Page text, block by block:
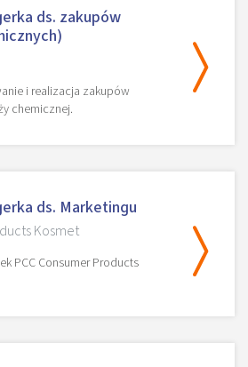
ds. zakupów
i realizacja zakupów
chemicznej.
ds. Marketingu
Kosmet
PCC Consumer Products